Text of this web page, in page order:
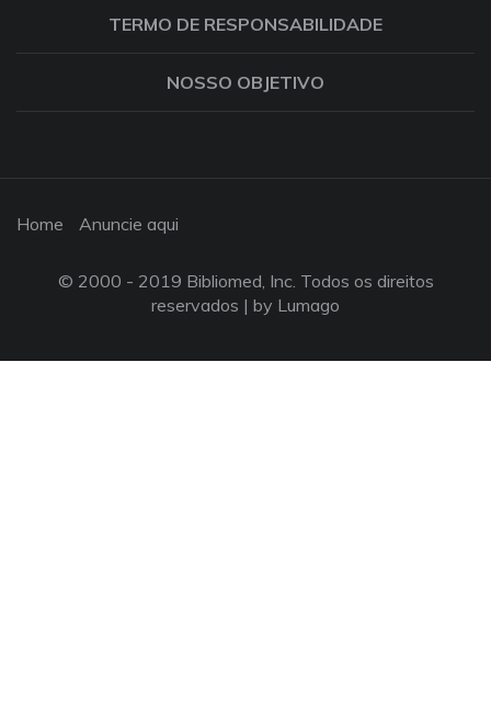
TERMO DE RESPONSABILIDADE
NOSSO OBJETIVO
Home Anuncie aqui
© 2000 - 2019 Bibliomed, Inc. Todos os direitos
reservados | by Lumago